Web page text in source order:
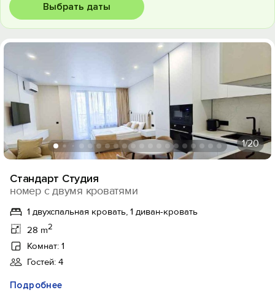
Выбрать даты
1/20
Стандарт Студия
номер с двумя кроватями
1 двухспальная кровать, 1 диван-кровать
28 m2
Комнат: 1
Гостей: 4
Подробнее